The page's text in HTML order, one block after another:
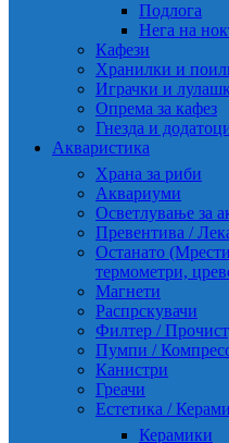
Подлога
Нега на
Кафези
Хранилки и
Играчки и
Опрема за кафез
Гнезда и
Акваристика
Храна за риби
Аквариуми
Осветлување за
Превентива /
Останато
термометри,
Магнети
Распрскувачи
Филтер /
Пумпи /
Канистри
Греачи
Естетика /
Керамики